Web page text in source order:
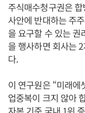
주식매수청구권은
사안에 반대하는 주
을 요구할 수 있는 권
을 행사하면 회사는
다.
이 연구원은 “미래
업중복이 크지 않아